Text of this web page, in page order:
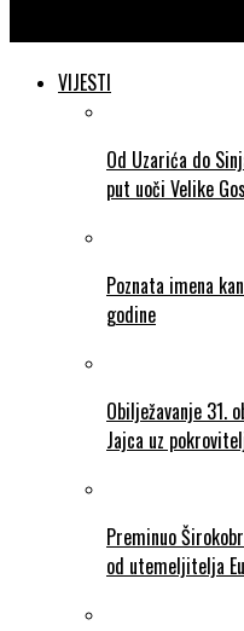
VIJESTI
Od Uzarića do
put uoči Velike
Poznata imena
godine
Obilježavanje 31.
Jajca uz
Preminuo
od utemeljitelja